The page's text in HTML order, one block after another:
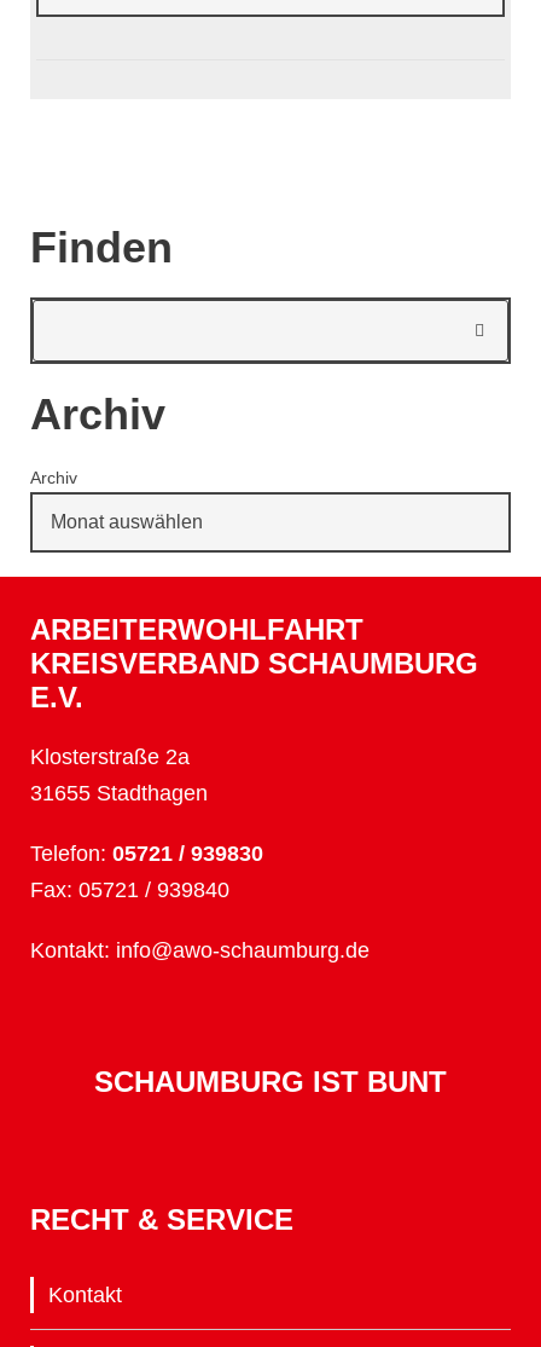
Finden
Archiv
Archiv
ARBEITERWOHLFAHRT
KREISVERBAND SCHAUMBURG
E.V.
Klosterstraße 2a
31655 Stadthagen
Telefon: 05721 / 939830
Fax: 05721 / 939840
Kontakt: info@awo-schaumburg.de
SCHAUMBURG IST BUNT
RECHT & SERVICE
Kontakt